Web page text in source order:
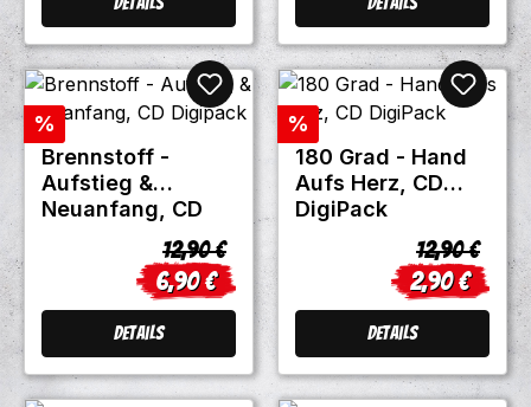
Rabatt
%
Brennstoff -
Aufstieg &
Neuanfang, CD
Verkaufspreis:
6,90 €
Regulärer Preis:
12,90 €
Details
Rabatt
%
180 Grad - Hand
Aufs Herz, CD
DigiPack
2,90 €
Regulärer
12,90 €
Details